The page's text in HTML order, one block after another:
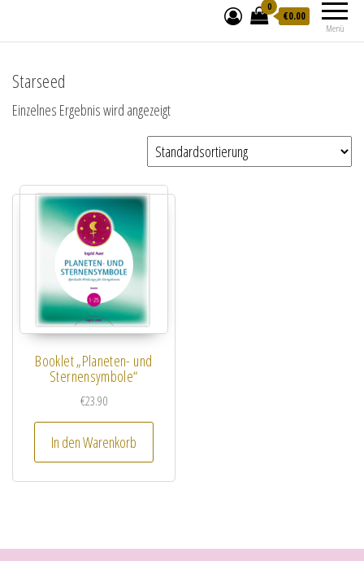
Menü
0
€0.00
Starseed
Einzelnes Ergebnis wird angezeigt
Booklet „Planeten- und
Sternensymbole“
€23.90
In den Warenkorb